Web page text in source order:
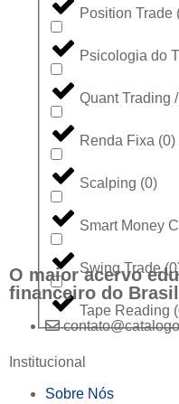
Position Trade
Psicologia do
Quant Trading
Renda Fixa (0)
Scalping (0)
Smart Money
Swing Trade(0
Tape Reading (
O maior acervo
financeiro do Brasil
Institucional
Sobre Nós